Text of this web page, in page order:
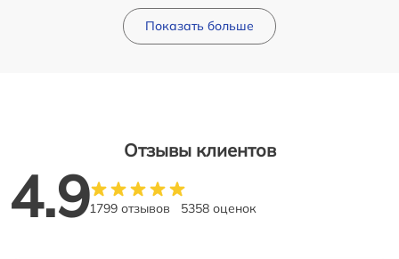
Показать больше
Отзывы клиентов
4.91799 отзывов 5358 оценок